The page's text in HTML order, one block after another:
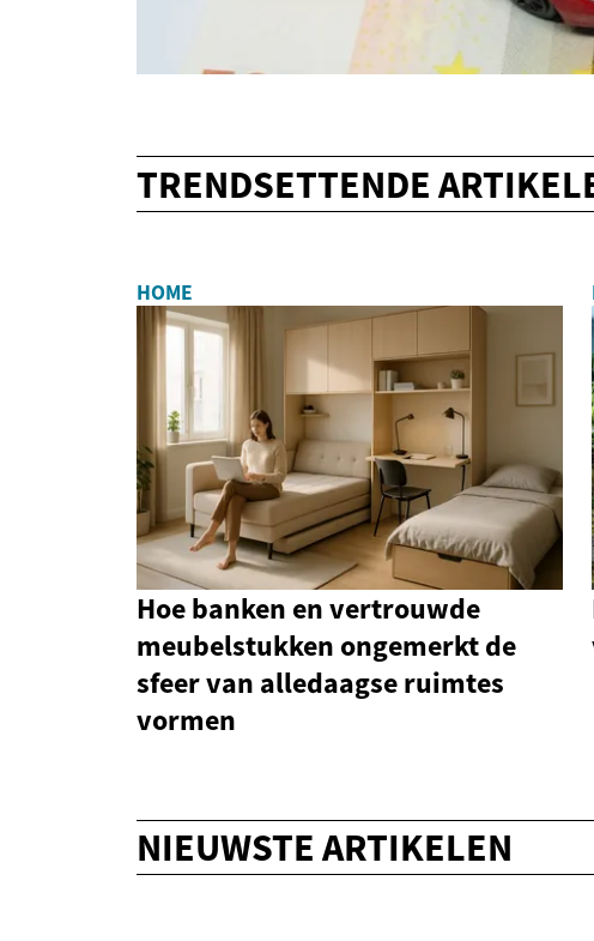
TRENDSETTENDE
HOME
Hoe banken en vertrouwde
meubelstukken ongemerkt de
sfeer van alledaagse ruimtes
vormen
NIEUWSTE ARTIKELEN